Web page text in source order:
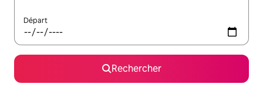
Départ
Rechercher